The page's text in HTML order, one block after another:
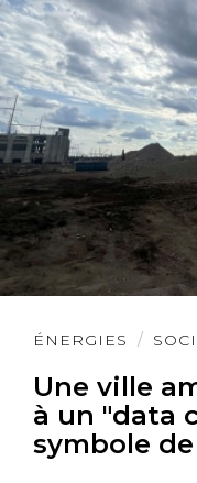
ÉNERGIES
Une ville
à un "data
symbole
Lire